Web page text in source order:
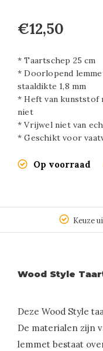
€12,50
* Taartschep 25 cm
* Doorlopend
staaldikte 1,8 mm
* Heft van kunststof
niet
* Vrijwel niet van
* Geschikt voor
Op voorraad
Keuze
Wood Style
Deze Wood Style
De materialen zijn
lemmet bestaat